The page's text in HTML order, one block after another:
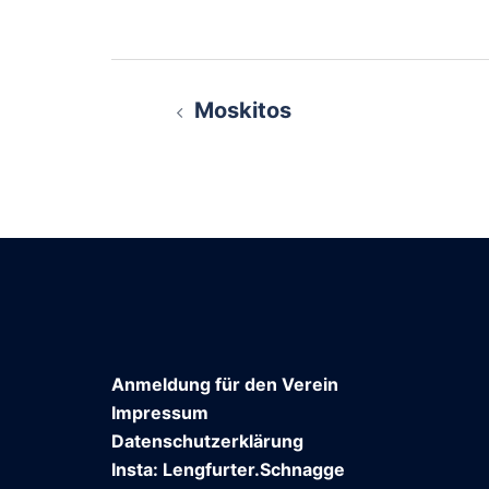
Moskitos
Anmeldung für den Verein
Impressum
Datenschutzerklärung
Insta: Lengfurter.Schnagge